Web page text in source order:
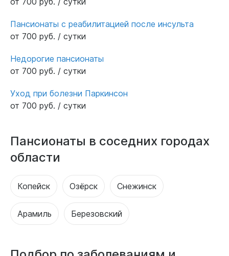
Пансионаты с реабилитацией после инсульта
от 700 руб. / сутки
Недорогие пансионаты
от 700 руб. / сутки
Уход при болезни Паркинсон
от 700 руб. / сутки
Пансионаты в соседних городах
области
Копейск Озёрск Снежинск
Арамиль Березовский